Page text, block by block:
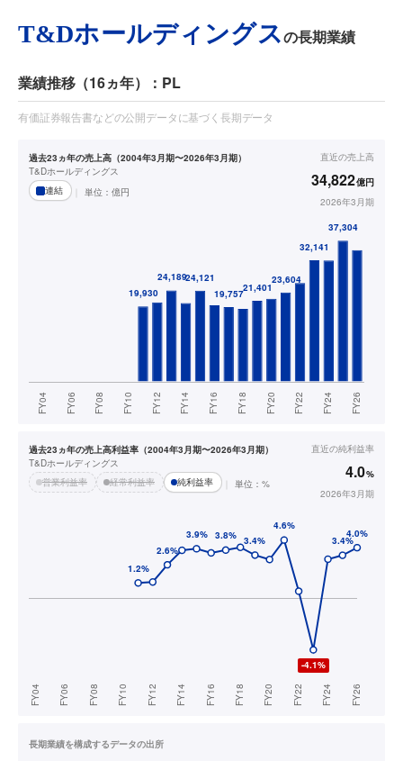
T&Dホールディングスの長期業績
業績推移（16ヵ年）：PL
有価証券報告書などの公開データに基づく長期データ
過去23ヵ年の売上高（2004年3月期〜2026年3月期）
T&Dホールディングス
連結
単位： 億円
直近の売上高
34,822億円
2026年3月期
過去23ヵ年の売上高利益率（2004年3月期〜2026年3月期）
T&Dホールディングス
営業利益率
経常利益率 純利益率 単位：%
直近の純利益率
4.0%
2026年3月期
長期業績を構成するデータの出所